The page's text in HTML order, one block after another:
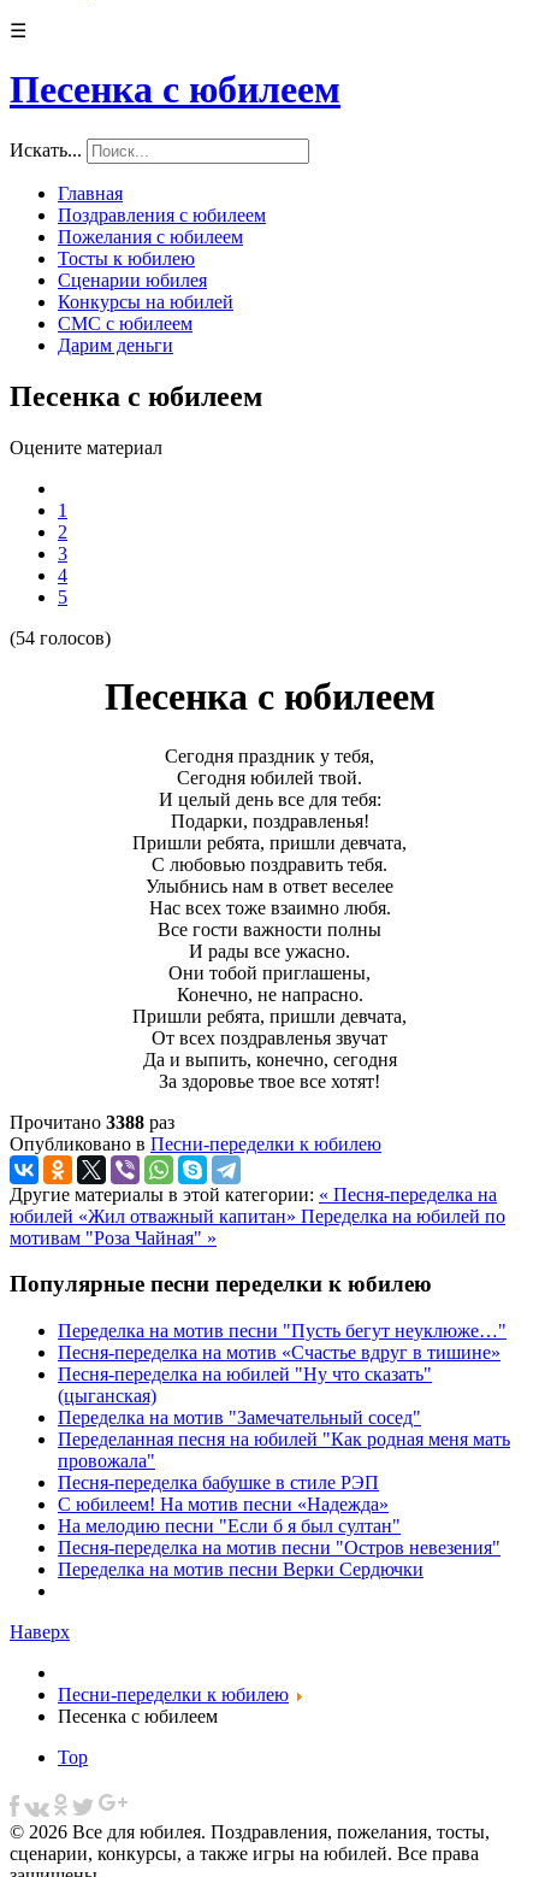
☰
Песенка с юбилеем
Искать...
Главная
Поздравления с юбилеем
Пожелания с юбилеем
Тосты к юбилею
Сценарии юбилея
Конкурсы на юбилей
СМС с юбилеем
Дарим деньги
Песенка с юбилеем
Оцените материал
1
2
3
4
5
(54 голосов)
Песенка с юбилеем
Сегодня праздник у тебя,
Сегодня юбилей твой.
И целый день все для тебя:
Подарки, поздравленья!
Пришли ребята, пришли девчата,
С любовью поздравить тебя.
Улыбнись нам в ответ веселее
Нас всех тоже взаимно любя.
Все гости важности полны
И рады все ужасно.
Они тобой приглашены,
Конечно, не напрасно.
Пришли ребята, пришли девчата,
От всех поздравленья звучат
Да и выпить, конечно, сегодня
За здоровье твое все хотят!
Прочитано 3388 раз
Опубликовано в Песни-переделки к юбилею
Другие материалы в этой категории: « Песня-переделка на
юбилей «Жил отважный капитан» Переделка на юбилей по
мотивам "Роза Чайная" »
Популярные песни переделки к юбилею
Переделка на мотив песни "Пусть бегут неуклюже…"
Песня-переделка на мотив «Счастье вдруг в тишине»
Песня-переделка на юбилей "Ну что сказать"
(цыганская)
Переделка на мотив "Замечательный сосед"
Переделанная песня на юбилей "Как родная меня мать
провожала"
Песня-переделка бабушке в стиле РЭП
С юбилеем! На мотив песни «Надежда»
На мелодию песни "Если б я был султан"
Песня-переделка на мотив песни "Остров невезения"
Переделка на мотив песни Верки Сердючки
Наверх
Песни-переделки к юбилею
Песенка с юбилеем
Top
© 2026 Все для юбилея. Поздравления, пожелания, тосты,
сценарии, конкурсы, а также игры на юбилей. Все права